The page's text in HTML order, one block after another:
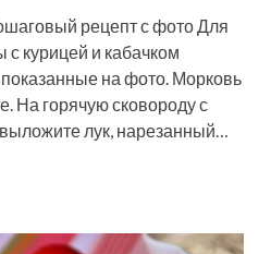
рецепт с фото Для
курицей и кабачком
на фото. Морковь
На горячую сковороду с
лук, нарезанный…